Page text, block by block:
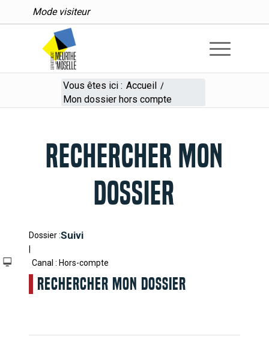
Mode visiteur
Vous êtes ici : Accueil /
Mon dossier hors compte
RECHERCHER MON
DOSSIER
Dossier :Suivi
Canal : Hors-compte
Rechercher mon dossier